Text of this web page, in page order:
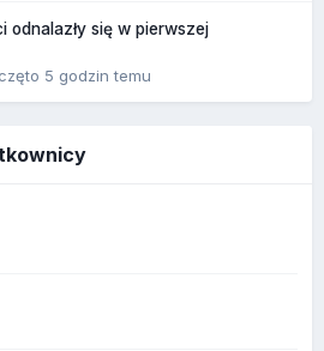
odnalazły się w pierwszej
5 godzin temu